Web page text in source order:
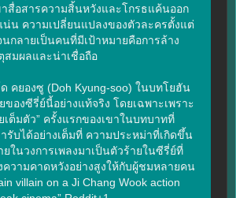
าสื่อสารความสิ้นหวังและโกรธแค้นออก
น่น ความเปลี่ยนแปลงของตัวละครตั้งแต่
กลายเป็นคนที่มีเป้าหมายคือการล้าง
มผลและน่าเชื่อถือ
คยองซู (Doh Kyung-soo) ในบทโยฮัน
องซีรี่ย์นี้อย่างแท้จริง โดยเฉพาะเพราะ
เต็มตัว” ครั้งแรกของเขาในบทบาทที่
ารับได้อย่างเต็มที่ ความประหม่าที่เกิดขึ้น
ในวงการเพลงมาเป็นตัวร้ายในซีรี่ย์ที่
วามคาดหวังอย่างสูงให้กับผู้ชมหลายคน
villain on a Ji Chang Wook action